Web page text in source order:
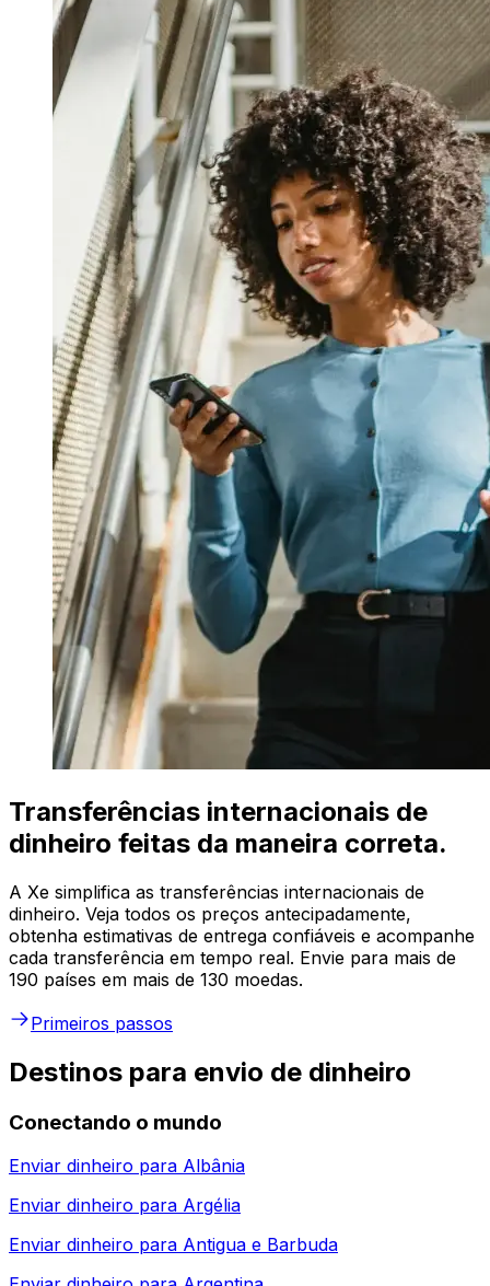
Transferências internacionais de
dinheiro feitas da maneira correta.
A Xe simplifica as transferências internacionais de
dinheiro. Veja todos os preços antecipadamente,
obtenha estimativas de entrega confiáveis e acompanhe
cada transferência em tempo real. Envie para mais de
190 países em mais de 130 moedas.
Primeiros passos
Destinos para envio de dinheiro
Conectando o mundo
Enviar dinheiro para Albânia
Enviar dinheiro para Argélia
Enviar dinheiro para Antigua e Barbuda